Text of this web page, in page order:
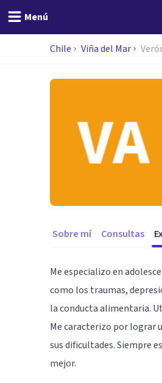
Menú
Chile Viña del Mar
Sobre mí Consultas
Me especializo en
como los traumas,
la conducta alimentaria.
Me caracterizo por lograr
sus dificultades. Siempre
mejor.